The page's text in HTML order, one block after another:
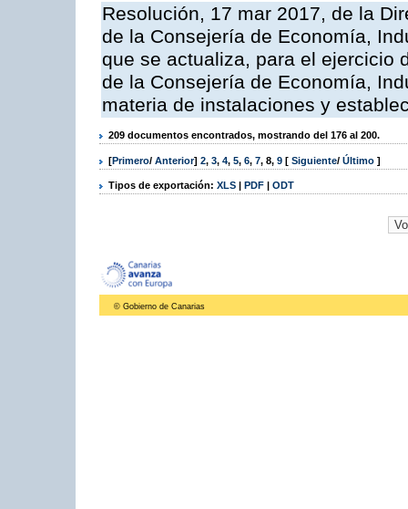
Resolución, 17 mar 2017, de la
de la Consejería de Economía,
que se actualiza, para el ejercicio
de la Consejería de Economía,
materia de instalaciones y
209 documentos encontrados, mostrando del 176 al 200.
[Primero/ Anterior] 2, 3, 4, 5, 6, 7, 8, 9 [ Siguiente/ Último ]
Tipos de exportación: XLS | PDF | ODT
© Gobierno de Canarias